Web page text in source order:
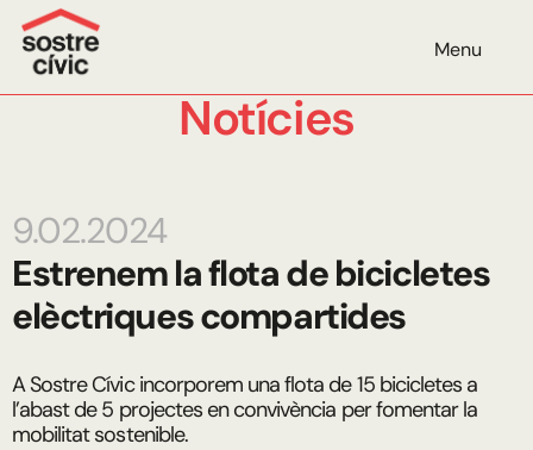
Menu
Notícies
9.02.2024
Estrenem la flota de bicicletes
elèctriques compartides
A Sostre Cívic incorporem una flota de 15 bicicletes a
l’abast de 5 projectes en convivència per fomentar la
mobilitat sostenible.